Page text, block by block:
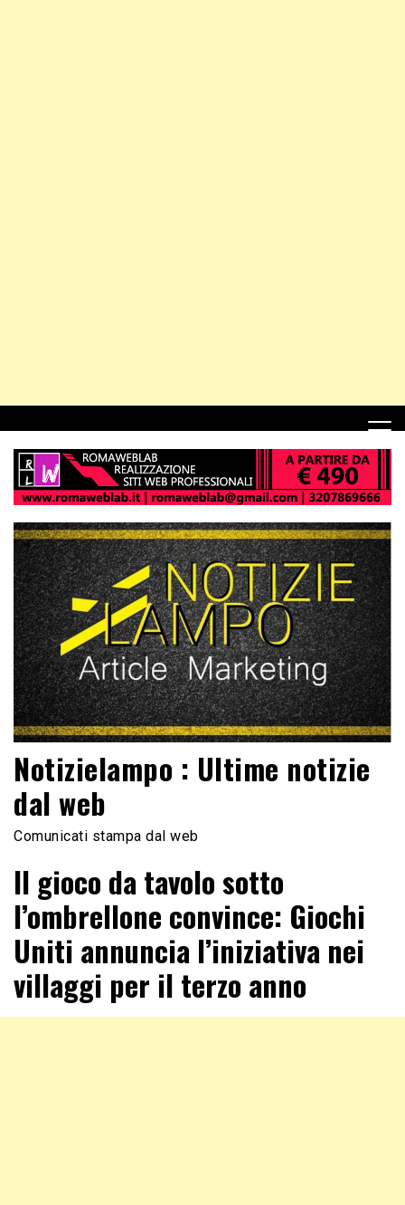
Notizielampo : Ultime notizie
dal web
Comunicati stampa dal web
Il gioco da tavolo sotto
l’ombrellone convince: Giochi
Uniti annuncia l’iniziativa nei
villaggi per il terzo anno